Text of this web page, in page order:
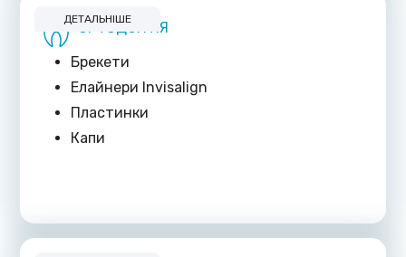
ОРТОДОНТІЯ
Брекети
Елайнери Invisalign
Пластинки
Капи
ДЕТАЛЬНІШЕ